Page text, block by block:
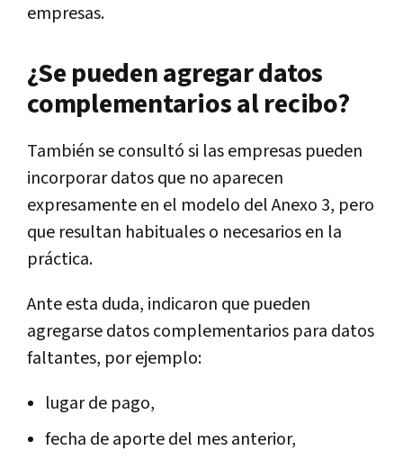
empresas.
¿Se pueden agregar datos
complementarios al recibo?
También se consultó si las empresas pueden
incorporar datos que no aparecen
expresamente en el modelo del Anexo 3, pero
que resultan habituales o necesarios en la
práctica.
Ante esta duda, indicaron que pueden
agregarse datos complementarios para datos
faltantes, por ejemplo:
lugar de pago,
fecha de aporte del mes anterior,